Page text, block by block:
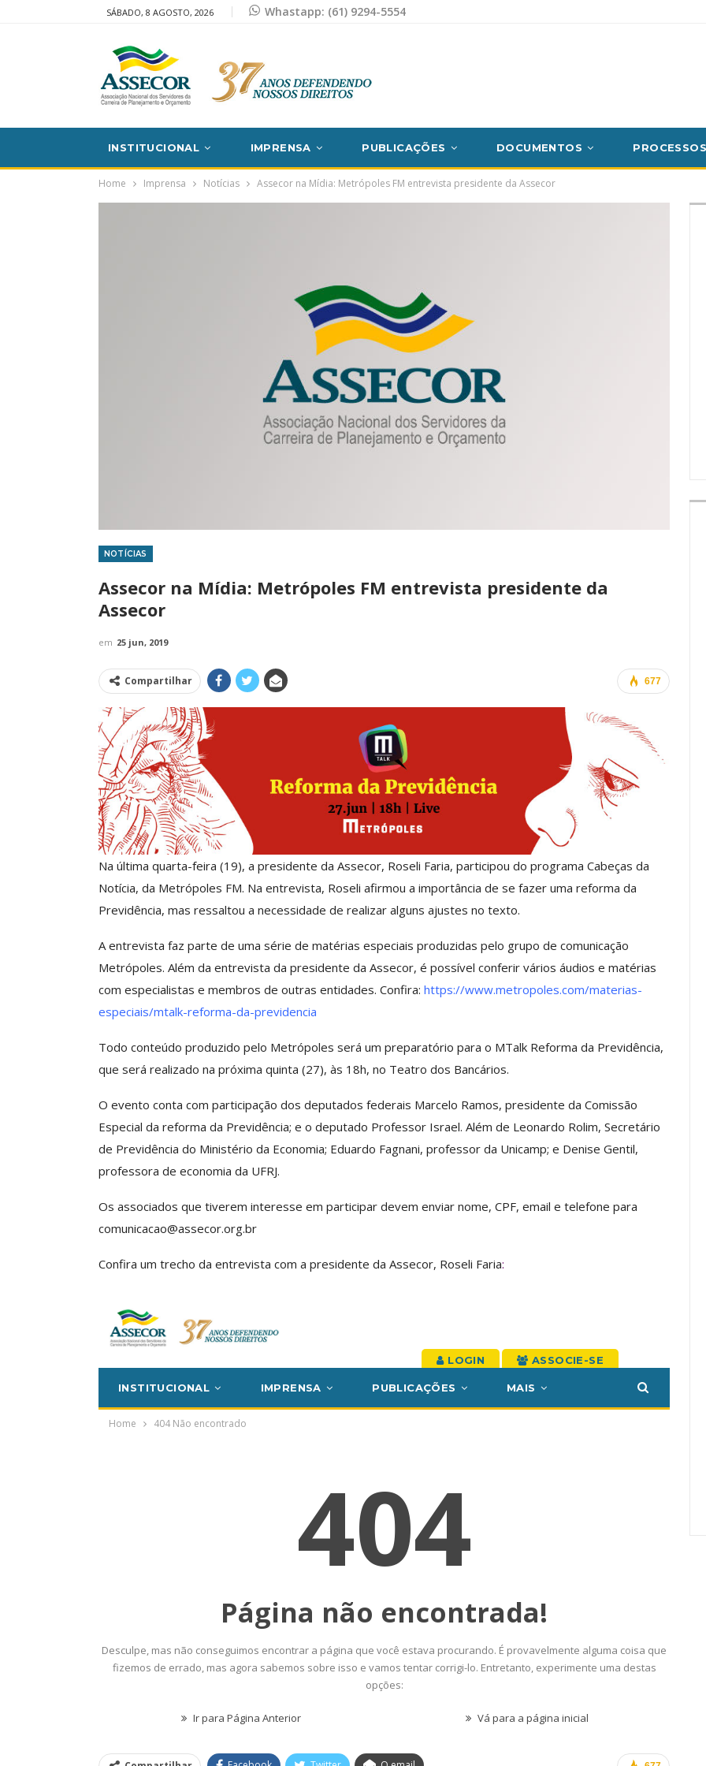
SÁBADO, 8 AGOSTO, 2026 Whastapp: (61) 9294-5554
INSTITUCIONAL IMPRENSA PUBLICAÇÕES DOCUMENTOS PROCESSOS
Home Imprensa Notícias Assecor na Mídia: Metrópoles FM entrevista presidente da Assecor
NOTÍCIAS
Assecor na Mídia: Metrópoles FM entrevista presidente da
Assecor
em 25 jun, 2019
677
Compartilhar
Na última quarta-feira (19), a presidente da Assecor, Roseli Faria, participou do programa Cabeças da
Notícia, da Metrópoles FM. Na entrevista, Roseli afirmou a importância de se fazer uma reforma da
Previdência, mas ressaltou a necessidade de realizar alguns ajustes no texto.
A entrevista faz parte de uma série de matérias especiais produzidas pelo grupo de comunicação
Metrópoles. Além da entrevista da presidente da Assecor, é possível conferir vários áudios e matérias
com especialistas e membros de outras entidades. Confira: https://www.metropoles.com/materias-
especiais/mtalk-reforma-da-previdencia
Todo conteúdo produzido pelo Metrópoles será um preparatório para o MTalk Reforma da Previdência,
que será realizado na próxima quinta (27), às 18h, no Teatro dos Bancários.
O evento conta com participação dos deputados federais Marcelo Ramos, presidente da Comissão
Especial da reforma da Previdência; e o deputado Professor Israel. Além de Leonardo Rolim, Secretário
de Previdência do Ministério da Economia; Eduardo Fagnani, professor da Unicamp; e Denise Gentil,
professora de economia da UFRJ.
Os associados que tiverem interesse em participar devem enviar nome, CPF, email e telefone para
comunicacao@assecor.org.br
Confira um trecho da entrevista com a presidente da Assecor, Roseli Faria:
Promove Palestra
Criar Múltiplas Fontes
De Renda Sem…
30 jun, 2026
Dezenas De Escolas De
Com Condições…
29 jun, 2026
Acompanha Reunião
Da Mesa Nacional De
Permanente E
ASSECOR Promove Oficina De
Pintura Em Taça Para
Associados
7 ago, 2026
IMPRENSA
Participa De Debate Sobre A
Unificação Das Carreiras Do…
Comunicacao 5 ago, 2026
IMPRENSA
Categoria Unida Em Torno Dos
Valores Fundantes Da Ação
Mais De Mil Procedimentos
Realizados No Primeiro
Semestre Mostram A
Importância…
Comunicacao
IMPRENSA
Filiação 2026 E Reforça
Importância Da Participação…
Comunicacao 27 jul, 2026
IMPRENSA
Inicie O Semestre Cuidando Da